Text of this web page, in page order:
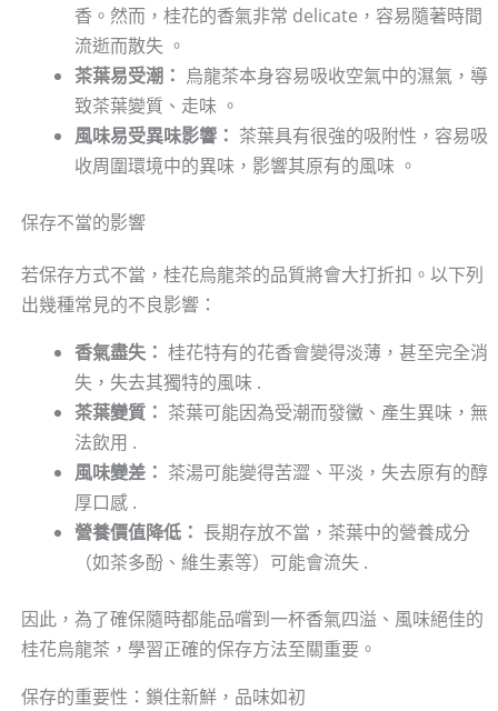
香。然而，桂花的香氣非常 delicate，容易隨著時間
流逝而散失 。
茶葉易受潮： 烏龍茶本身容易吸收空氣中的濕氣，導
致茶葉變質、走味 。
風味易受異味影響： 茶葉具有很強的吸附性，容易吸
收周圍環境中的異味，影響其原有的風味 。
保存不當的影響
若保存方式不當，桂花烏龍茶的品質將會大打折扣。以下列
出幾種常見的不良影響：
香氣盡失： 桂花特有的花香會變得淡薄，甚至完全消
失，失去其獨特的風味 .
茶葉變質： 茶葉可能因為受潮而發黴、產生異味，無
法飲用 .
風味變差： 茶湯可能變得苦澀、平淡，失去原有的醇
厚口感 .
營養價值降低： 長期存放不當，茶葉中的營養成分
（如茶多酚、維生素等）可能會流失 .
因此，為了確保隨時都能品嚐到一杯香氣四溢、風味絕佳的
桂花烏龍茶，學習正確的保存方法至關重要。
保存的重要性：鎖住新鮮，品味如初